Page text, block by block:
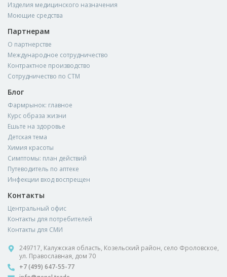
Изделия медицинского назначения
Моющие средства
Партнерам
О партнерстве
Международное сотрудничество
Контрактное производство
Сотрудничество по СТМ
Блог
Фармрынок: главное
Курс образа жизни
Ешьте на здоровье
Детская тема
Химия красоты
Симптомы: план действий
Путеводитель по аптеке
Инфекции вход воспрещен
Контакты
Центральный офис
Контакты для потребителей
Контакты для СМИ
249717, Калужская область, Козельский район, село Фроловское,
ул. Православная, дом 70
+7 (499) 647-55-77